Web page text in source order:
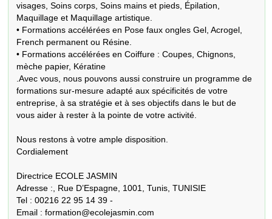
visages, Soins corps, Soins mains et pieds, Épilation,
Maquillage et Maquillage artistique.
• Formations accélérées en Pose faux ongles Gel, Acrogel,
French permanent ou Résine.
• Formations accélérées en Coiffure : Coupes, Chignons,
mèche papier, Kératine
.Avec vous, nous pouvons aussi construire un programme de
formations sur-mesure adapté aux spécificités de votre
entreprise, à sa stratégie et à ses objectifs dans le but de
vous aider à rester à la pointe de votre activité.
Nous restons à votre ample disposition.
Cordialement
Directrice ECOLE JASMIN
Adresse :, Rue D’Espagne, 1001, Tunis, TUNISIE
Tel : 00216 22 95 14 39 -
Email : formation@ecolejasmin.com